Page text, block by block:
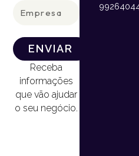
ENVIAR
Receba
informações
que vão ajudar
o seu negócio.